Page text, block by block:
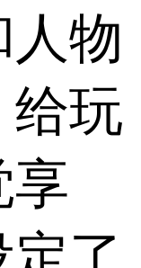
物
给玩
享